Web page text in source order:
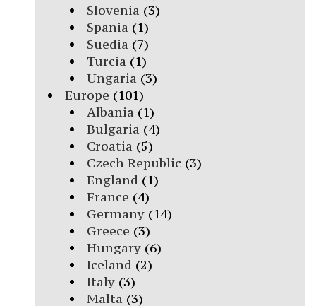
Slovenia (3)
Spania (1)
Suedia (7)
Turcia (1)
Ungaria (3)
Europe (101)
Albania (1)
Bulgaria (4)
Croatia (5)
Czech Republic (3)
England (1)
France (4)
Germany(14)
Greece (3)
Hungary(6)
Iceland (2)
Italy(3)
Malta (3)